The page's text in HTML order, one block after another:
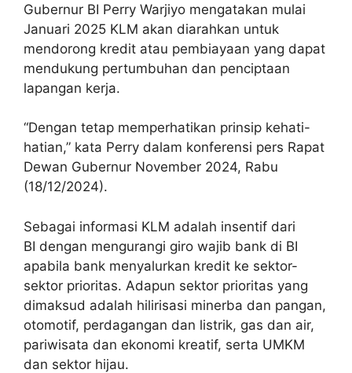
Gubernur BI Perry Warjiyo mengatakan mulai
Januari 2025 KLM akan diarahkan untuk
mendorong kredit atau pembiayaan yang dapat
mendukung pertumbuhan dan penciptaan
lapangan kerja.
“Dengan tetap memperhatikan prinsip kehati-
hatian,” kata Perry dalam konferensi pers Rapat
Dewan Gubernur November 2024, Rabu
(18/12/2024).
Sebagai informasi KLM adalah insentif dari
BI dengan mengurangi giro wajib bank di BI
apabila bank menyalurkan kredit ke sektor-
sektor prioritas. Adapun sektor prioritas yang
dimaksud adalah hilirisasi minerba dan pangan,
otomotif, perdagangan dan listrik, gas dan air,
pariwisata dan ekonomi kreatif, serta UMKM
dan sektor hijau.